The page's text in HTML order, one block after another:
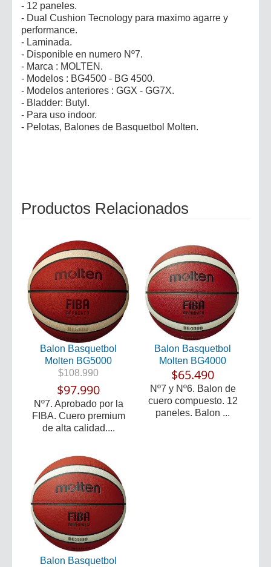
- 12 paneles.
- Dual Cushion Tecnology para maximo agarre y
performance.
- Laminada.
- Disponible en numero Nº7.
- Marca : MOLTEN.
- Modelos : BG4500 - BG 4500.
- Modelos anteriores : GGX - GG7X.
- Bladder: Butyl.
- Para uso indoor.
- Pelotas, Balones de Basquetbol Molten.
Productos Relacionados
Balon Basquetbol
Molten BG5000
$108.990
$97.990
Nº7. Aprobado por la
FIBA. Cuero premium
de alta calidad....
Balon Basquetbol
Molten BG4000
$65.490
Nº7 y Nº6. Balon de
cuero compuesto. 12
paneles. Balon ...
Balon Basquetbol